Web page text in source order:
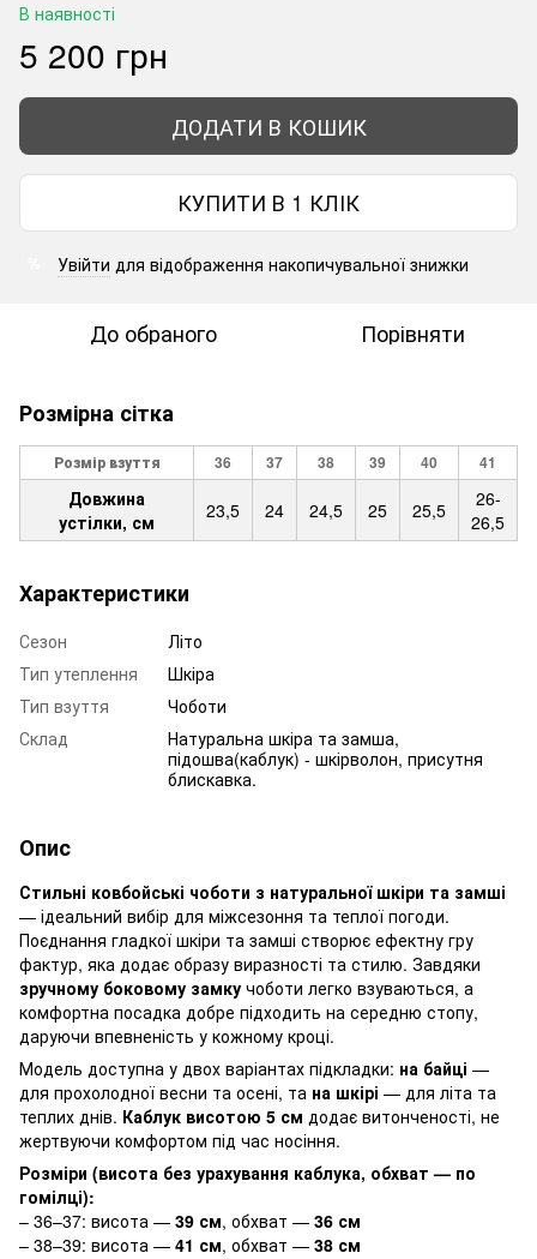
В наявності
5 200 грн
ДОДАТИ В КОШИК
КУПИТИ В 1 КЛІК
Увійти для відображення накопичувальної знижки
До обраного Порівняти
Розмірна сітка
Розмір взуття 36 37 38 39 40 41
Довжина
устілки, см
23,5 24 24,5 25 25,5
26-
26,5
Характеристики
Сезон
Літо
Тип утеплення
Шкіра
Тип взуття
Чоботи
Склад
Натуральна шкіра та замша,
підошва(каблук) - шкірволон, присутня
блискавка.
Опис
Стильні ковбойські чоботи з натуральної шкіри та замші
— ідеальний вибір для міжсезоння та теплої погоди.
Поєднання гладкої шкіри та замші створює ефектну гру
фактур, яка додає образу виразності та стилю. Завдяки
зручному боковому замку чоботи легко взуваються, а
комфортна посадка добре підходить на середню стопу,
даруючи впевненість у кожному кроці.
Модель доступна у двох варіантах підкладки: на байці —
для прохолодної весни та осені, та на шкірі — для літа та
теплих днів. Каблук висотою 5 см додає витонченості, не
жертвуючи комфортом під час носіння.
Розміри (висота без урахування каблука, обхват — по
гомілці):
– 36–37: висота — 39 см, обхват — 36 см
– 38–39: висота — 41 см, обхват — 38 см